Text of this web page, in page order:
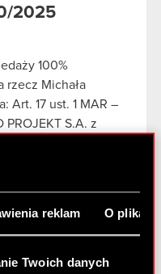
reklam O
Twoich danych
2025
100%
rzecz Michała
Art. 17 ust. 1 MAR –
S.A. z
2025